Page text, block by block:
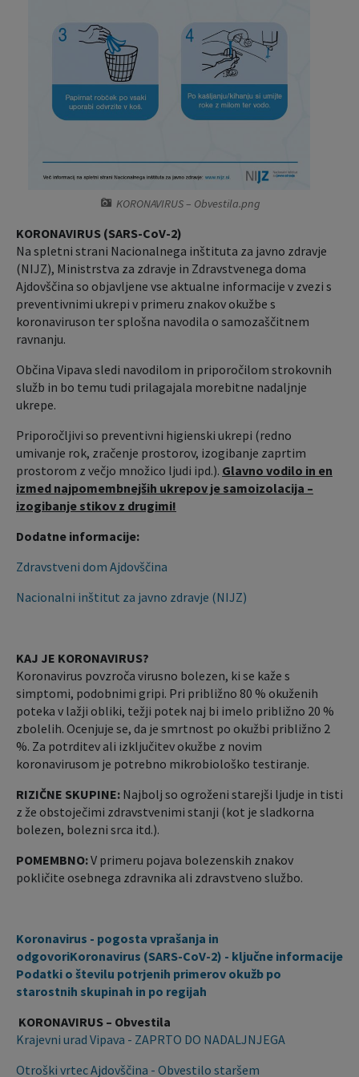
KORONAVIRUS – Obvestila.png
KORONAVIRUS (SARS-CoV-2)
Na spletni strani Nacionalnega inštituta za javno zdravje
(NIJZ), Ministrstva za zdravje in Zdravstvenega doma
Ajdovščina so objavljene vse aktualne informacije v zvezi s
preventivnimi ukrepi v primeru znakov okužbe s
koronaviruson ter splošna navodila o samozaščitnem
ravnanju.
Občina Vipava sledi navodilom in priporočilom strokovnih
služb in bo temu tudi prilagajala morebitne nadaljnje
ukrepe.
Priporočljivi so preventivni higienski ukrepi (redno
umivanje rok, zračenje prostorov, izogibanje zaprtim
prostorom z večjo množico ljudi ipd.). Glavno vodilo in en
izmed najpomembnejših ukrepov je samoizolacija –
izogibanje stikov z drugimi!
Dodatne informacije:
Zdravstveni dom Ajdovščina
Nacionalni inštitut za javno zdravje (NIJZ)
KAJ JE KORONAVIRUS?
Koronavirus povzroča virusno bolezen, ki se kaže s
simptomi, podobnimi gripi. Pri približno 80 % okuženih
poteka v lažji obliki, težji potek naj bi imelo približno 20 %
zbolelih. Ocenjuje se, da je smrtnost po okužbi približno 2
%. Za potrditev ali izključitev okužbe z novim
koronavirusom je potrebno mikrobiološko testiranje.
RIZIČNE SKUPINE: Najbolj so ogroženi starejši ljudje in tisti
z že obstoječimi zdravstvenimi stanji (kot je sladkorna
bolezen, bolezni srca itd.).
POMEMBNO:V primeru pojava bolezenskih znakov
pokličite osebnega zdravnika ali zdravstveno službo.
Koronavirus - pogosta vprašanja in
odgovoriKoronavirus (SARS-CoV-2) - ključne informacije
Podatki o številu potrjenih primerov okužb po
starostnih skupinah in po regijah
KORONAVIRUS – Obvestila
Krajevni urad Vipava - ZAPRTO DO NADALJNJEGA
Otroški vrtec Ajdovščina - Obvestilo staršem
Krajevne skupnosti
Organigram
Temeljni akti občine
Katalog informacij javnega značaja
Predpisi in odloki
Proračun občine
Načrt ravnanja s stvarnim premoženjem